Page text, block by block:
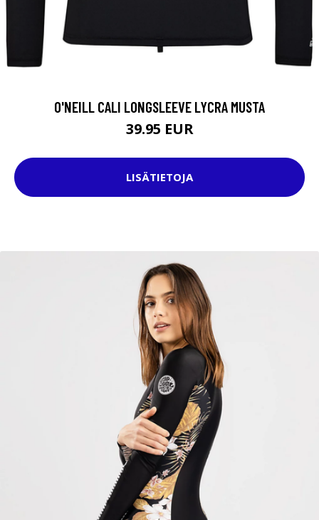
O'NEILL CALI LONGSLEEVE LYCRA MUSTA
39.95 EUR
LISÄTIETOJA